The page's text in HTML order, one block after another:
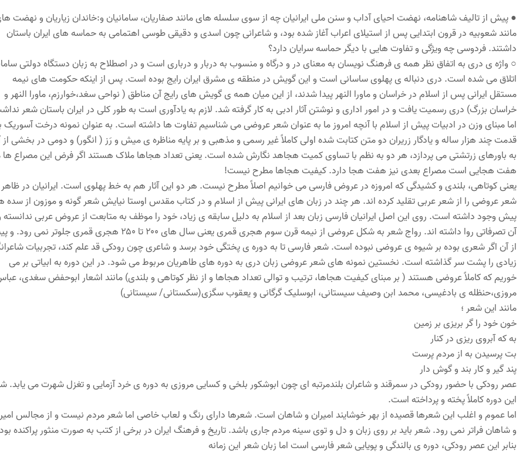
● پیش از تالیف شاهنامه، نهضت احیای آداب و سنن ملی ایرانیان چه از سوی سلسله های مانند صفاریان، سامانیان و:خاندان زیاریان و نهضت
مانند شعوبیه در قرون ابتدایی پس از استیلای اعراب آغاز شده بود، و شاعرانی چون اسدی و دقیقی طوسی اهتمامی به حماسه های ایران باستان
داشتند. فردوسی چه ویژگی و تفاوت هایی با دیگر حماسه سرایان دارد؟
○ واژه ی دری به اتفاق نظر همه ی فرهنگ نویسان به معنای در و درگاه و منسوب به دربار و درباری است و در اصطلاح به زبان دستگاه دولتی
اتلاق می شده است. دری دنباله ی پهلوی ساسانی است و این گویش در منطقه ی مشرق ایران رایج بوده است. پس از اینکه حکومت های نیمه
مستقل ایرانی پس از اسلام در خراسان و ماورا النهر پیدا شدند، از این میان همه ی گویش های رایج آن مناطق ( نواحی سغد،خوارزم، ماورا النهر و
خراسان بزرگ) دری رسمیت یافت و در امور اداری و نوشتن آثار ادبی به کار گرفته شد. لازم به یادآوری است به طور کلی در ایران باستان شعر
اما مبنای وزن در ادبیات پیش از اسلام با آنچه امروز ما به عنوان شعر عروضی می شناسیم تفاوت ها داشته است. به عنوان نمونه درخت آسوریک
قدمت چند هزار ساله و یادگار زریران دو متن کتابت شده اولی کاملاً غیر رسمی و مذهبی و بر پایه مناظره ی میش و رَز ( انگور) و دومی در بخشی
به باورهای زرتشتی می پردازد، هر دو به نظم با تساوی کمیت هجاهد نگارش شده است. یعنی تعداد هجاها ملاک هستند اگر فرض این مصراع ها
هفت هجایی است مصراع بعدی نیز هفت هجا دارد. کیفیت هجاها مطرح نیست!
یعنی کوتاهی، بلندی و کشیدگی که امروزه در عروض فارسی می خوانیم اصلاً مطرح نیست. هر دو این آثار هم به خط پهلوی است. ایرانیان در ظاهر
شعر عروضی را از شعر عربی تقلید کرده اند. هر چند در زبان های ایرانی پیش از اسلام و در کتاب مقدس اوستا نیایش شعر گونه و موزون از سده
پیش وجود داشته است. روی این اصل ایرانیان فارسی زبان بعد از اسلام به دلیل سابقه ی زیاد، خود را موظف به متابعت از عروض عربی ندانسته
آن تصرفاتی روا داشته اند. رواج شعر به شکل عروضی از نیمه قرن سوم هجری قمری یعنی سال های ۲۰۰ تا ۲۵۰ هجری قمری جلوتر
از آن اگر شعری بوده بر شیوه ی عروضی نبوده است. شعر فارسی تا به دوره ی پختگی خود برسد و شاعری چون رودکی قد علم کند، تجربیات
زیادی را پشت سر گذاشته است. نخستین نمونه های شعر عروضی زبان دری به دوره های طاهریان مربوط می شود. در این دوره به ابیاتی بر می
خوریم که کاملاً عروضی هستند ( بر مبنای کیفیت هجاها، ترتیب و توالی تعداد هجاها و از نظر کوتاهی و بلندی) مانند اشعار ابوحفض سغدی،
مروزی،حنظله ی بادغیسی، محمد ابن وصیف سیستانی، ابوسلیک گرگانی و یعقوب سگزی(سکستانی/ سیستانی)
مانند این شعر ؛
خون خود را گر بریزی بر زمین
به که آبروی ریزی در کنار
بت پرسیدن به از مردم پرست
پند گیر و کار بند و گوش دار
عصر رودکی با حضور رودکی در سمرقند و شاعران بلندمرتبه ای چون ابوشکور بلخی و کسایی مروزی به دوره ی خرد آزمایی و تغزل شهرت می یابد.
این دوره کاملاً پخته و پرداخته است.
اما عموم و اغلب این شعرها قصیده از بهر خوشایند امیران و شاهان است. شعرها دارای رنگ و لعاب خاصی اما شعر مردم نیست و از مجالس
و شاهان فراتر نمی رود. شعر باید بر روی زبان و دل و توی سینه مردم جاری باشد. تاریخ و فرهنگ ایران در برخی از کتب به صورت منثور پراکنده
بنابر این عصر رودکی، دوره ی بالندگی و پویایی شعر فارسی است اما زبان شعر این زمانه